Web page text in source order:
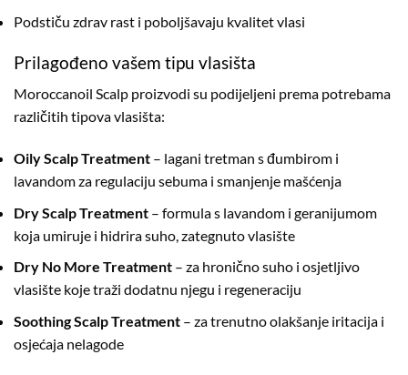
Podstiču zdrav rast i poboljšavaju kvalitet vlasi
Prilagođeno vašem tipu vlasišta
Moroccanoil Scalp proizvodi su podijeljeni prema potrebama
različitih tipova vlasišta:
Oily Scalp Treatment – lagani tretman s đumbirom i
lavandom za regulaciju sebuma i smanjenje mašćenja
Dry Scalp Treatment – formula s lavandom i geranijumom
koja umiruje i hidrira suho, zategnuto vlasište
Dry No More Treatment – za hronično suho i osjetljivo
vlasište koje traži dodatnu njegu i regeneraciju
Soothing Scalp Treatment – za trenutno olakšanje iritacija i
osjećaja nelagode